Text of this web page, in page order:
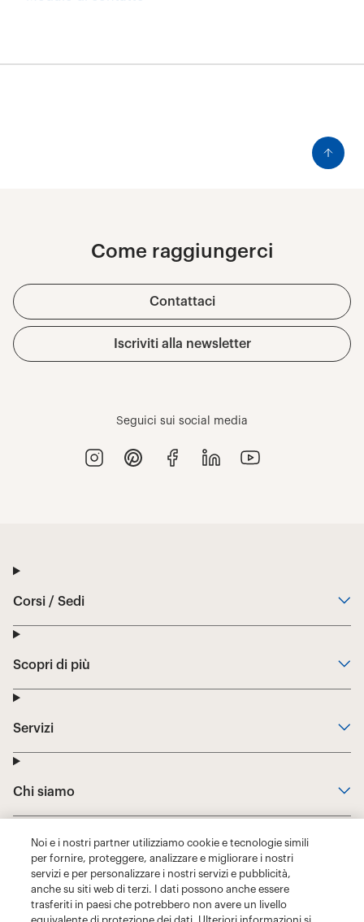
Noi e i nostri partner utilizziamo cookie e tecnologie simili
per fornire, proteggere, analizzare e migliorare i nostri
servizi e per personalizzare i nostri servizi e pubblicità,
anche su siti web di terzi. I dati possono anche essere
trasferiti in paesi che potrebbero non avere un livello